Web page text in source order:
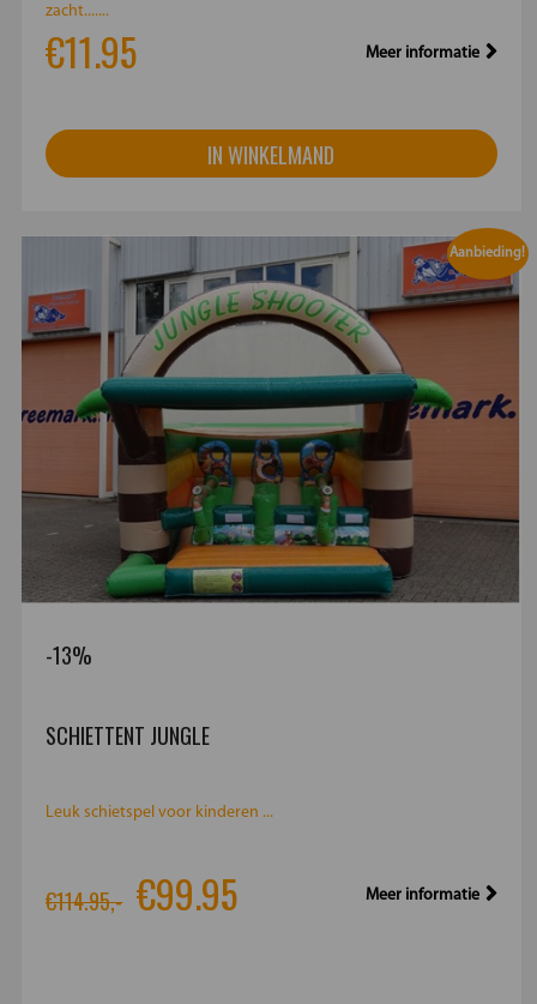
zacht.......
€11.95 Meer informatie
IN WINKELMAND
Aanbieding!
-13%
SCHIETTENT JUNGLE
Leuk schietspel voor kinderen ...
€114.95,- €99.95 Meer informatie